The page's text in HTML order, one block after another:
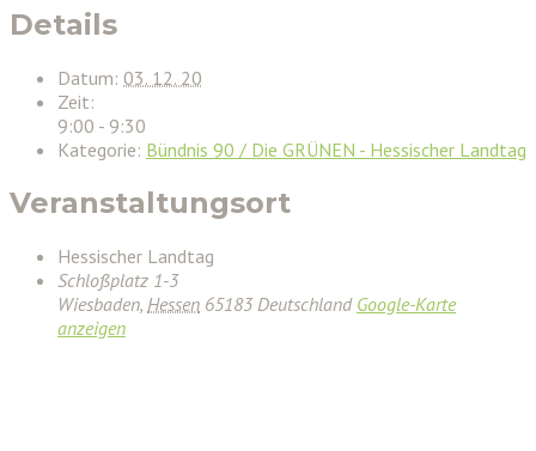
Details
Datum: 03. 12. 20
Zeit:
9:00 - 9:30
Kategorie: Bündnis 90 / Die GRÜNEN - Hessischer Landtag
Veranstaltungsort
Hessischer Landtag
Schloßplatz 1-3
Wiesbaden, Hessen 65183 Deutschland Google-Karte
anzeigen